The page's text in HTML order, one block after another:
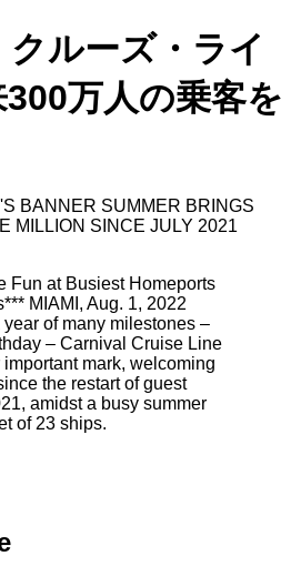
ルーズ・ライ
万人の乗客を
BANNER SUMMER BRINGS
MILLION SINCE JULY 2021
Fun at Busiest Homeports
MIAMI, Aug. 1, 2022
of many milestones –
– Carnival Cruise Line
mark, welcoming
the restart of guest
amidst a busy summer
of 23 ships.